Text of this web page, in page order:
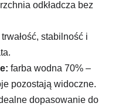
odkładcza bez
trwałość, stabilność i
farba wodna 70% –
pozostają widoczne.
dopasowanie do